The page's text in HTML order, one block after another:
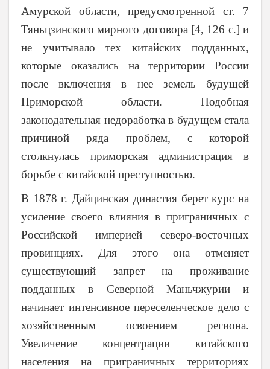
Амурской области, предусмотренной ст. 7
Тяньцзинского мирного договора [4, 126 с.] и
не учитывало тех китайских подданных,
которые оказались на территории России
после включения в нее земель будущей
Приморской области. Подобная
законодательная недоработка в будущем стала
причиной ряда проблем, с которой
столкнулась приморская администрация в
борьбе с китайской преступностью.
В 1878 г. Дайцинская династия берет курс на
усиление своего влияния в приграничных с
Российской империей северо-восточных
провинциях. Для этого она отменяет
существующий запрет на проживание
подданных в Северной Маньчжурии и
начинает интенсивное переселенческое дело с
хозяйственным освоением региона.
Увеличение концентрации китайского
населения на приграничных территориях